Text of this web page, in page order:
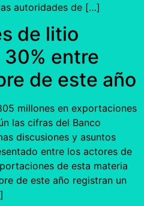
autoridades de […]
de litio
entre
de este año
millones en exportaciones
las cifras del Banco
discusiones y asuntos
entre los actores de
de esta materia
de este año registran un